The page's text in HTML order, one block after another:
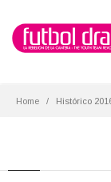
Home Histórico